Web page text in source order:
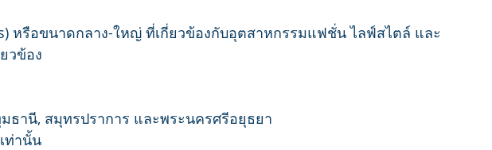
หรือขนาดกลาง-ใหญ่ ที่เกี่ยวข้องกับอุตสาหกรรมแฟชั่น ไลฟ์สไตล์ และ
วข้อง
ธานี, สมุทรปราการ และพระนครศรีอยุธยา
ท่านั้น